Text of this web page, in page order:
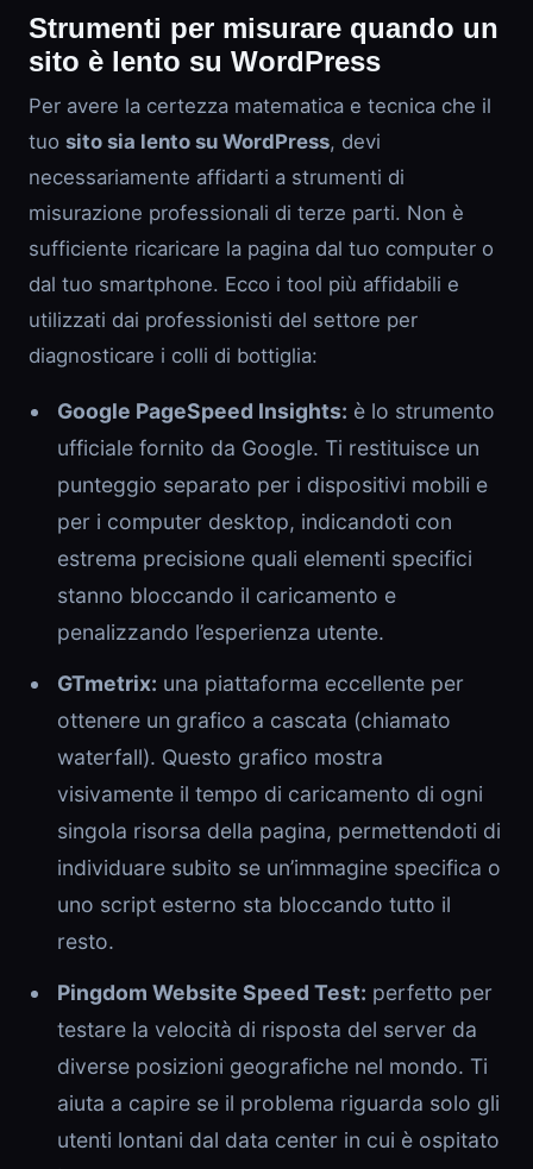
Strumenti per misurare quando un
sito è lento su WordPress
Per avere la certezza matematica e tecnica che il
tuo sito sia lento su WordPress, devi
necessariamente affidarti a strumenti di
misurazione professionali di terze parti. Non è
sufficiente ricaricare la pagina dal tuo computer o
dal tuo smartphone. Ecco i tool più affidabili e
utilizzati dai professionisti del settore per
diagnosticare i colli di bottiglia:
Google PageSpeed Insights: è lo strumento
ufficiale fornito da Google. Ti restituisce un
punteggio separato per i dispositivi mobili e
per i computer desktop, indicandoti con
estrema precisione quali elementi specifici
stanno bloccando il caricamento e
penalizzando l’esperienza utente.
GTmetrix: una piattaforma eccellente per
ottenere un grafico a cascata (chiamato
waterfall). Questo grafico mostra
visivamente il tempo di caricamento di ogni
singola risorsa della pagina, permettendoti di
individuare subito se un’immagine specifica o
uno script esterno sta bloccando tutto il
resto.
Pingdom Website Speed Test: perfetto per
testare la velocità di risposta del server da
diverse posizioni geografiche nel mondo. Ti
aiuta a capire se il problema riguarda solo gli
utenti lontani dal data center in cui è ospitato